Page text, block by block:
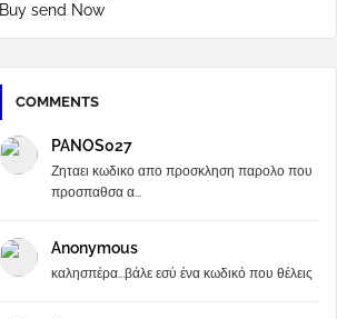
Buy send Now
COMMENTS
PANOS027
Ζηταει κωδικο απο προσκληση παρολο που
προσπαθσα α...
Anonymous
καλησπέρα...βάλε εσύ ένα κωδικό που θέλεις